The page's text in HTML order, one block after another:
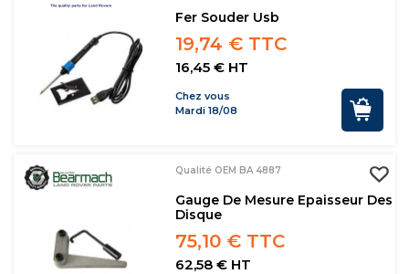
Fer Souder Usb
19,74 € TTC
16,45 € HT
Chez vous
Mardi 18/08
Qualité OEM BA 4887
Gauge De Mesure Epaisseur Des
Disque
75,10 € TTC
62,58 € HT